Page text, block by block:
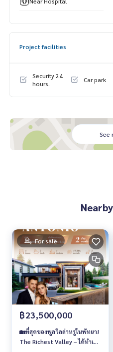
📲 นัดชมบ้านจริง / สอบถามรายล
Project facilities
Security 24
hours.
Car park
See
For sale
฿23,500,000
🏡ที่สุดของพูลวิลล่าหรูในพัทยา!
The Richest Valley – ได้ทำเล